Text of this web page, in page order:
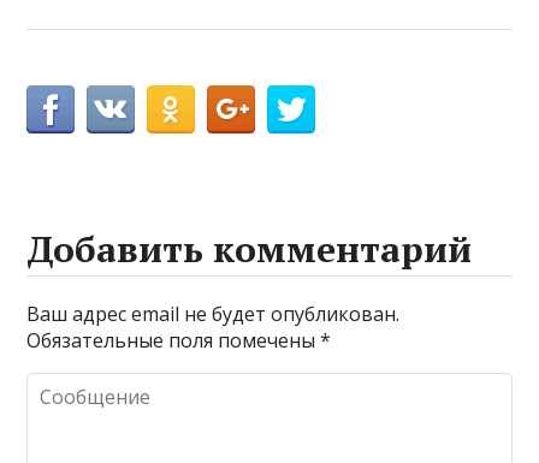
Добавить комментарий
Ваш адрес email не будет опубликован.
Обязательные поля помечены*